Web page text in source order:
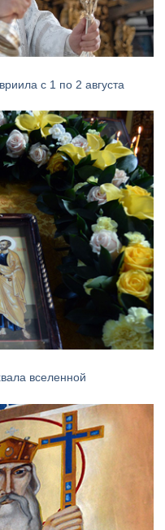
с 1 по 2 августа
вселенной